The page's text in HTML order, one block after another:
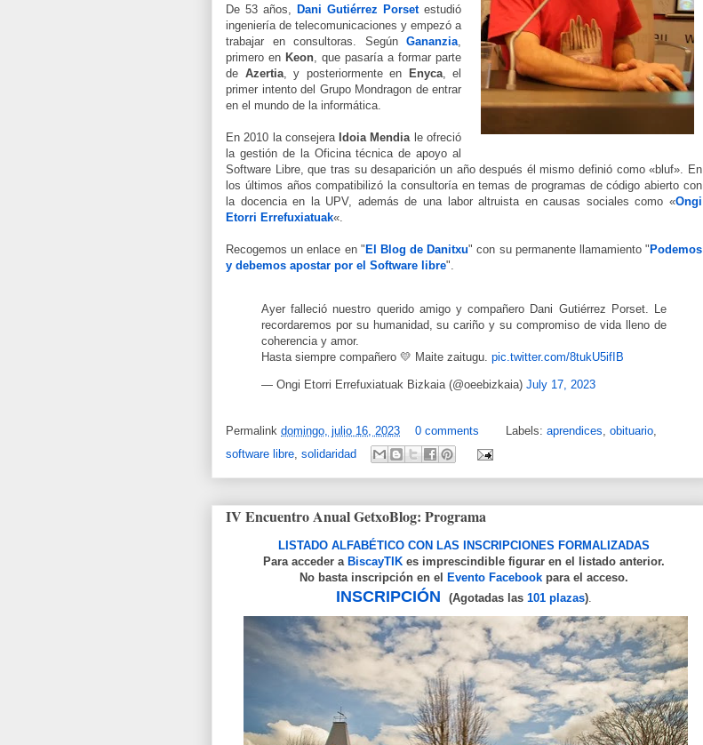
De 53 años, Dani Gutiérrez Porsetestudió
ingeniería de telecomunicaciones y empezó a
trabajar en consultoras. Según Gananzia,
primero en Keon, que pasaría a formar parte
de Azertia, y posteriormente en Enyca, el
primer intento del Grupo Mondragon de entrar
en el mundo de la informática.
En 2010 la consejera Idoia Mendiale ofreció
la gestión de la Oficina técnica de apoyo al
Software Libre, que tras su desaparición un año después él mismo definió como «bluf». En
los últimos años compatibilizó la consultoría en temas de programas de código abierto con
la docencia en la UPV, además de una labor altruista en causas sociales como «Ongi
Etorri Errefuxiatuak«.
Recogemos un enlace en " El Blog de Danitxu" con su permanente llamamiento " Podemos
y debemos apostar por el Software libre".
Ayer falleció nuestro querido amigo y compañero Dani Gutiérrez Porset. Le
recordaremos por su humanidad, su cariño y su compromiso de vida lleno de
coherencia y amor.
Hasta siempre compañero 💛 Maite zaitugu. pic.twitter.com/8tukU5ifIB
— Ongi Etorri Errefuxiatuak Bizkaia (@oeebizkaia) July 17, 2023
Permalink domingo, julio 16, 2023 0 comments Labels: aprendices obituario
software libre solidaridad
IV Encuentro Anual GetxoBlog: Programa
LISTADO ALFABÉTICO CON LAS INSCRIPCIONES FORMALIZADAS
Para acceder a BiscayTIK es imprescind ible figurar en el listado anterior.
No basta inscripción en el
Evento Facebook para el acceso.
INSCRIPCIÓN (Agotadas las 101 plazas).